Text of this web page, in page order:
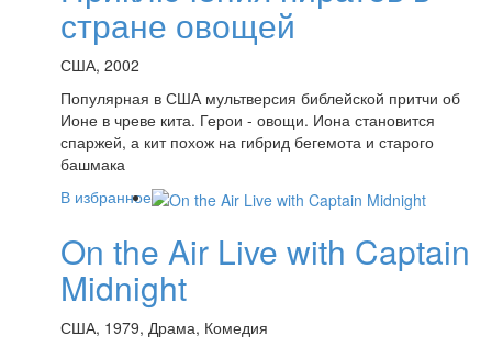
стране овощей
США, 2002
Популярная в США мультверсия библейской притчи об
Ионе в чреве кита. Герои - овощи. Иона становится
спаржей, а кит похож на гибрид бегемота и старого
башмака
В избранное
On the Air Live with Captain
Midnight
США, 1979, Драма, Комедия